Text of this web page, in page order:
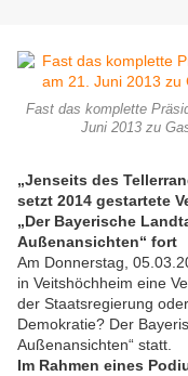
Fast das komplette
Juni 2013 zu
„Jenseits des
setzt 2014 gestartete
„Der Bayerische
Außenansichten“ fort
Am Donnerstag,
in Veitshöchheim eine
der Staatsregierung
Demokratie? Der
Außenansichten“ statt.
Im Rahmen eines